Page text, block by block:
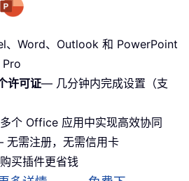
Word、Outlook 和 PowerPoint
许可证— 几分钟内完成设置（支
个 Office 应用中实现高效协同
需注册，无需信用卡
买插件更省钱